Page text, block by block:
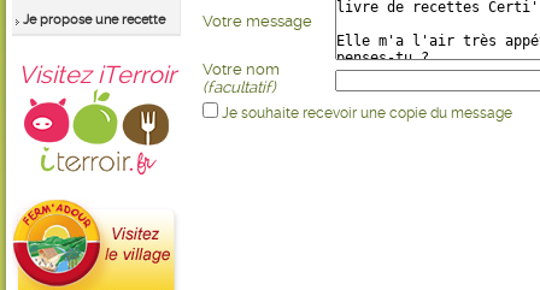
Je propose une recette
Visitez iTerroir
Votre message
Votre nom
(facultatif)
Je souhaite recevoir une copie du message